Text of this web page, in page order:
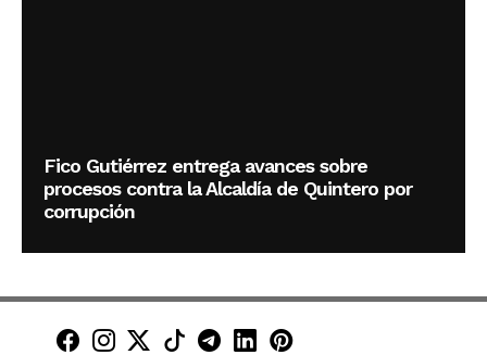
Fico Gutiérrez entrega avances sobre
procesos contra la Alcaldía de Quintero por
corrupción
Minuto30 en Facebook
Minuto30 en Instagram
Minuto30 en X (Twitter)
Minuto30 en TikTok
Canal de Minuto30 en
Minuto30 en LinkedIn
Minuto30 en